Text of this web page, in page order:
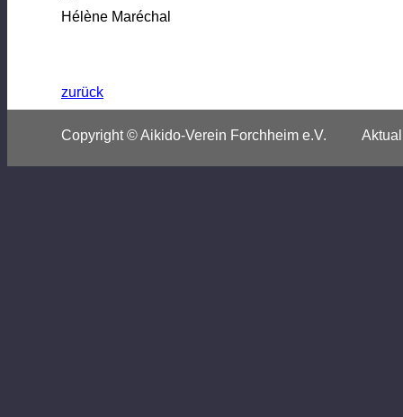
Hélène Maréchal
zurück
Copyright © Aikido-Verein Forchheim e.V.